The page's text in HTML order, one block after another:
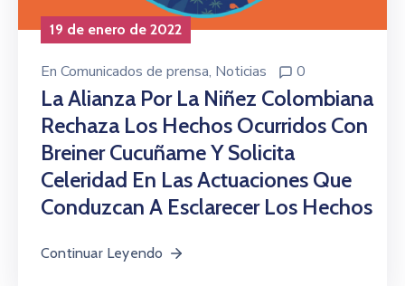
19 de enero de 2022
En Comunicados de prensa‚ Noticias 0
La Alianza Por La Niñez Colombiana
Rechaza Los Hechos Ocurridos Con
Breiner Cucuñame Y Solicita
Celeridad En Las Actuaciones Que
Conduzcan A Esclarecer Los Hechos
Continuar Leyendo